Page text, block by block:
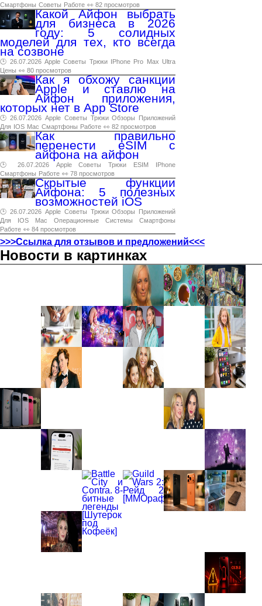
Смартфоны Советы Работе 👀 82 просмотров
Какой Айфон выбрать
для бизнеса в 2026
году: 5 солидных
моделей для тех, кто всегда
на созвоне
🕑 26.07.2026 Apple Советы Трюки IPhone Pro Max Ultra
Цены 👀 80 просмотров
Как я обхожу санкции
Apple и ставлю на
Айфон приложения,
которых нет в App Store
🕑 26.07.2026 Apple Советы Трюки Обзоры
Приложений
Для IOS Mac Смартфоны Работе 👀 82 просмотров
Как правильно
перенести eSIM с
айфона на айфон
🕑 26.07.2026 Apple Советы Трюки ESIM
IPhone
Смартфоны Работе 👀 78 просмотров
Скрытые функции
Айфона: 5 полезных
возможностей iOS
🕑 26.07.2026 Apple Советы Трюки Обзоры
Приложений
Для
IOS Mac Операционные Системы
Смартфоны
Работе 👀 84 просмотров
>>>Ссылка для отзывов и предложений<<<
Новости в картинках